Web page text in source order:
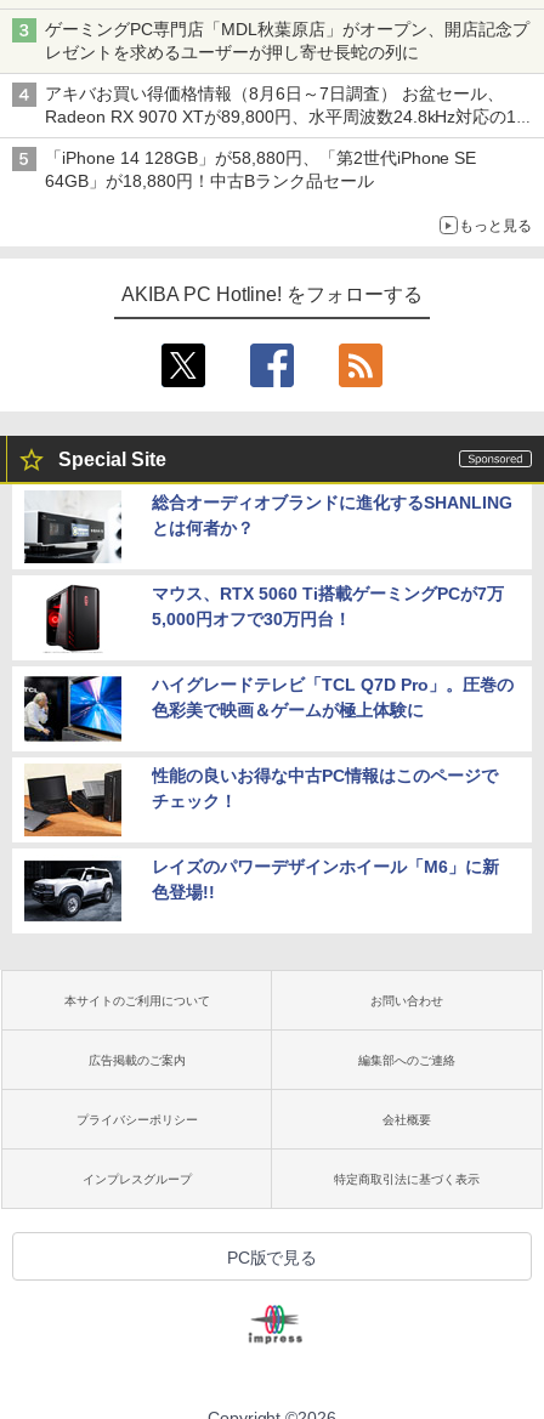
ゲーミングPC専門店「MDL秋葉原店」がオープン、開店記念プ
レゼントを求めるユーザーが押し寄せ長蛇の列に
アキバお買い得価格情報（8月6日～7日調査） お盆セール、
Radeon RX 9070 XTが89,800円、水平周波数24.8kHz対応の17
型モニターが9,801円、暑さ指数連動セール ほか
「iPhone 14 128GB」が58,880円、「第2世代iPhone SE
64GB」が18,880円！中古Bランク品セール
もっと見る
AKIBA PC Hotline! をフォローする
Special Site
総合オーディオブランドに進化するSHANLING
とは何者か？
マウス、RTX 5060 Ti搭載ゲーミングPCが7万
5,000円オフで30万円台！
ハイグレードテレビ「TCL Q7D Pro」。圧巻の
色彩美で映画＆ゲームが極上体験に
性能の良いお得な中古PC情報はこのページで
チェック！
レイズのパワーデザインホイール「M6」に新
色登場!!
本サイトのご利用について お問い合わせ
広告掲載のご案内 編集部へのご連絡
プライバシーポリシー 会社概要
インプレスグループ 特定商取引法に基づく表示
PC版で見る